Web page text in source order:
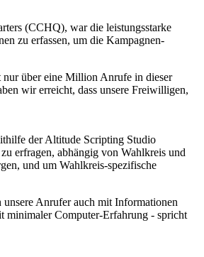
(CCHQ), war die leistungsstarke
zu erfassen, um die Kampagnen-
nur über eine Million Anrufe in dieser
wir erreicht, dass unsere Freiwilligen,
der Altitude Scripting Studio
erfragen, abhängig von Wahlkreis und
und um Wahlkreis-spezifische
Anrufer auch mit Informationen
minimaler Computer-Erfahrung - spricht